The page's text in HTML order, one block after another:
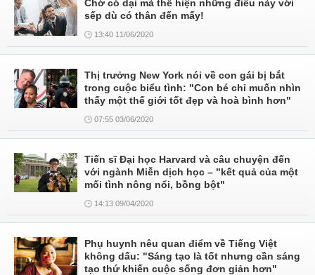
Chớ có dại mà thể hiện những điều này với
sếp dù có thân đến mấy!
13:40 11/06/2020
Thị trưởng New York nói về con gái bị bắt
trong cuộc biểu tình: "Con bé chỉ muốn nhìn
thấy một thế giới tốt đẹp và hoà bình hơn"
07:55 03/06/2020
Tiến sĩ Đại học Harvard và câu chuyện đến
với ngành Miễn dịch học – "kết quả của một
mối tình nông nổi, bồng bột"
14:13 09/04/2020
Phụ huynh nêu quan điểm về Tiếng Việt
không dấu: "Sáng tạo là tốt nhưng cần sáng
tạo thứ khiến cuộc sống đơn giản hơn"